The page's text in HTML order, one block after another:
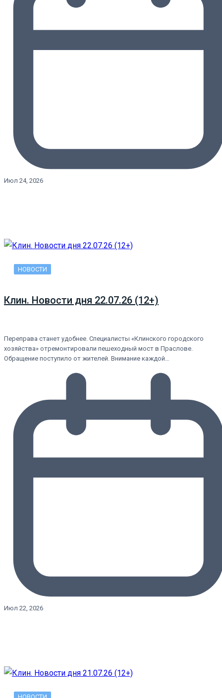
Июл 24, 2026
НОВОСТИ
Клин. Новости дня 22.07.26 (12+)
Переправа станет удобнее. Специалисты «Клинского городского
хозяйства» отремонтировали пешеходный мост в Праслове.
Обращение поступило от жителей. Внимание каждой…
Июл 22, 2026